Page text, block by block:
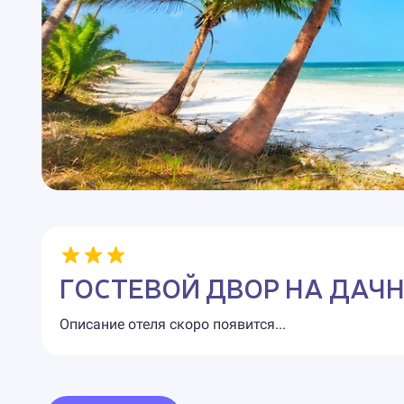
ГОСТЕВОЙ ДВОР НА
Описание отеля скоро появится...